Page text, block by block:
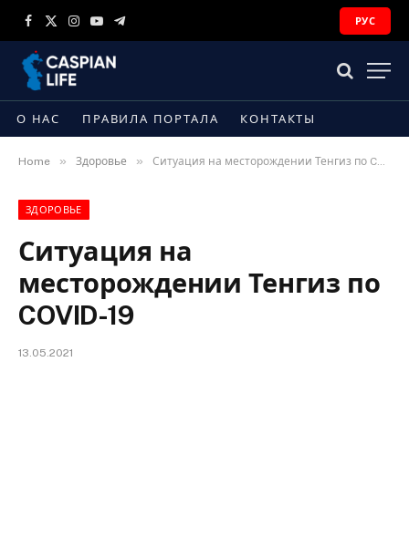
Facebook
X
Instagram
YouTubeTelegram
РУС
О НАС ПРАВИЛА ПОРТАЛА КОНТАКТЫ
Home » Здоровье » Ситуация на месторождении Тенгиз по COVID-19
ЗДОРОВЬЕ
Ситуация на
месторождении Тенгиз по
COVID-19
13.05.2021